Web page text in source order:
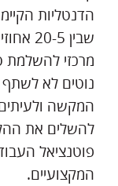
הדנטליות
שבין
מרכזי להשלמת
נוטים לא לשתף
המקשה
להשלים את
פוטנציאל
המקצועיים.